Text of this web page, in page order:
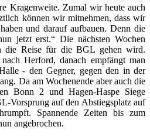
Kragenweite. Zumal wir heute auch
können wir mitnehmen, dass wir
und darauf aufbauen. Denn die
jetzt erst.“ Die nächsten Wochen
die Reise für die BGL gehen wird.
Herford, danach empfängt man
- den Gegner, gegen den in der
Da am Wochenende aber auch die
Bonn 2 und Hagen-Haspe Siege
Vorsprung auf den Abstiegsplatz auf
Spannende Zeiten bis zum
angebrochen.